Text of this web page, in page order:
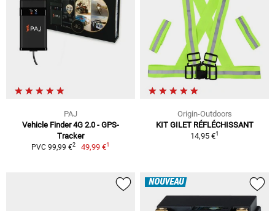
PAJ
Vehicle Finder 4G 2.0 - GPS-
Tracker
PVC 99,99 €2 49,99 €1
Origin-Outdoors
KIT GILET RÉFLÉCHISSANT
14,95 €1
NOUVEAU